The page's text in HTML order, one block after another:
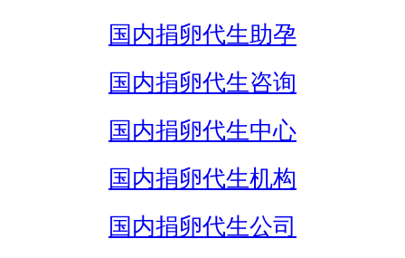
国内捐卵代生助孕
国内捐卵代生咨询
国内捐卵代生中心
国内捐卵代生机构
国内捐卵代生公司